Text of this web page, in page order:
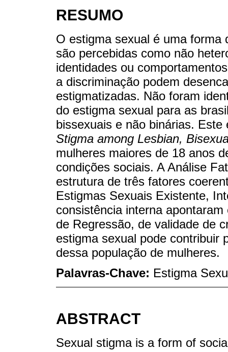
RESUMO
O estigma sexual é uma forma
são percebidas como não
identidades ou
a discriminação podem
estigmatizadas. Não foram
do estigma sexual para as
bissexuais e não binárias.
Stigma among Lesbian,
mulheres maiores de 18 anos
condições sociais. A Análise
estrutura de três fatores
Estigmas Sexuais Existente,
consistência interna
de Regressão, de validade de
estigma sexual pode contribuir
dessa população de mulheres.
Palavras-Chave: Estigma
ABSTRACT
Sexual stigma is a form of